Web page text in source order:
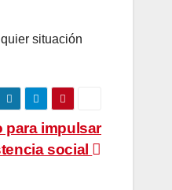
situación
para impulsar
social